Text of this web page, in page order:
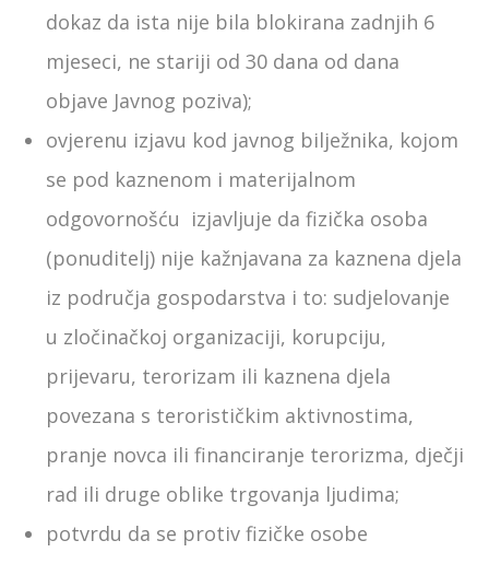
dokaz da ista nije bila blokirana zadnjih 6
mjeseci, ne stariji od 30 dana od dana
objave Javnog poziva);
ovjerenu izjavu kod javnog bilježnika, kojom
se pod kaznenom i materijalnom
odgovornošću izjavljuje da fizička osoba
(ponuditelj) nije kažnjavana za kaznena djela
iz područja gospodarstva i to: sudjelovanje
u zločinačkoj organizaciji, korupciju,
prijevaru, terorizam ili kaznena djela
povezana s terorističkim aktivnostima,
pranje novca ili financiranje terorizma, dječji
rad ili druge oblike trgovanja ljudima;
potvrdu da se protiv fizičke osobe